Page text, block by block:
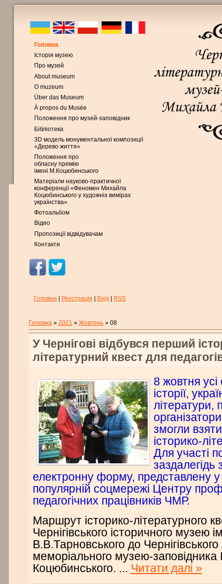
Головна
Історія музею
Про музей
About museum
O muzeum
Über das Museum
À propos du Musée
Положення про музей-заповідник
Бібліотека
3D модель монументальної композиції
«Дерево життя»
Положення про
обласну премію
імені М.Коцюбинського
Матеріали науково-практичної
конференції «Феномен Михайла
Коцюбинського у художніх вимірах
українства»
Фотоальбом
Відео
Пропозиції відвідувачам
Контакти
Головна| Реєстрація Вхід| RSS
Головна» 2021 » Жовтень » 08
У Чернігові відбувся перший
літературний квест для
8 жовтня усі
історії,
літератури,
змогли
історико-
Для участі
заздалегідь
електронну форму, представлену у
популярній соцмережі Центру
педагогічних працівників ЧМР.
Маршрут історико-літературного
Чернігівського історичного музею
В.В.Тарновського до
меморіального музею-
Коцюбинського. ... Читати далі »